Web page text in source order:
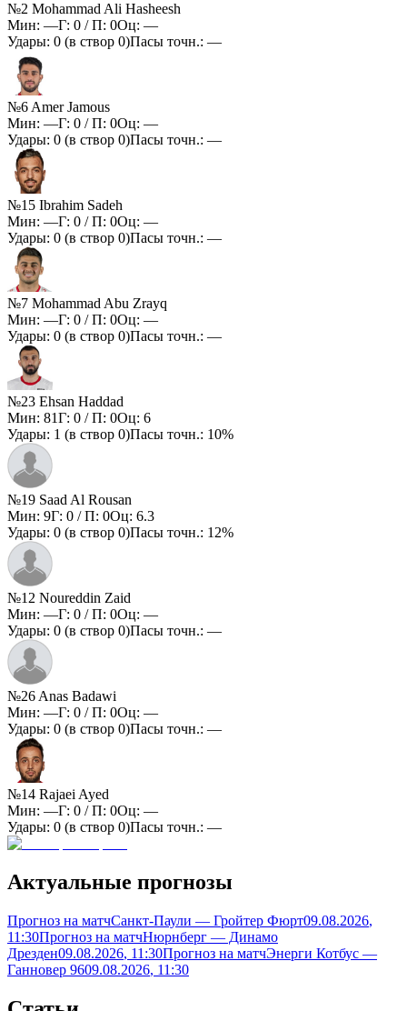
№2 Mohammad Ali Hasheesh
Мин: —Г: 0 / П: 0Оц: —
Удары: 0 (в створ 0)Пасы точн.: —
№6 Amer Jamous
Мин: —Г: 0 / П: 0Оц: —
Удары: 0 (в створ 0)Пасы точн.: —
№15 Ibrahim Sadeh
Мин: —Г: 0 / П: 0Оц: —
Удары: 0 (в створ 0)Пасы точн.: —
№7 Mohammad Abu Zrayq
Мин: —Г: 0 / П: 0Оц: —
Удары: 0 (в створ 0)Пасы точн.: —
№23 Ehsan Haddad
Мин: 81Г: 0 / П: 0Оц: 6
Удары: 1 (в створ 0)Пасы точн.: 10%
№19 Saad Al Rousan
Мин: 9Г: 0 / П: 0Оц: 6.3
Удары: 0 (в створ 0)Пасы точн.: 12%
№12 Noureddin Zaid
Мин: —Г: 0 / П: 0Оц: —
Удары: 0 (в створ 0)Пасы точн.: —
№26 Anas Badawi
Мин: —Г: 0 / П: 0Оц: —
Удары: 0 (в створ 0)Пасы точн.: —
№14 Rajaei Ayed
Мин: —Г: 0 / П: 0Оц: —
Удары: 0 (в створ 0)Пасы точн.: —
Актуальные прогнозы
Прогноз на матчСанкт-Паули — Гройтер Фюрт09.08.2026,
11:30Прогноз на матчНюрнберг — Динамо
Дрезден09.08.2026, 11:30Прогноз на матчЭнерги Котбус —
Ганновер 9609.08.2026, 11:30